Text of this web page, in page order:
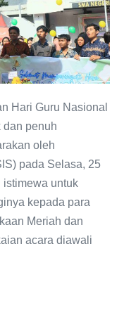
Hari Guru Nasional
dan penuh
oleh
pada Selasa, 25
istimewa untuk
kepada para
Meriah dan
acara diawali